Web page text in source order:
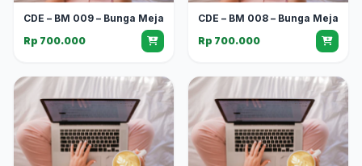
CDE – BM 009 – Bunga Meja
Rp 700.000
CDE – BM 008 – Bunga Meja
Rp 700.000